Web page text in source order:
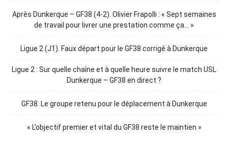
Après Dunkerque – GF38 (4-2). Olivier Frapolli : « Sept semaines
de travail pour livrer une prestation comme ça… »
Ligue 2 (J1). Faux départ pour le GF38 corrigé à Dunkerque
Ligue 2 : Sur quelle chaîne et à quelle heure suivre le match USL
Dunkerque – GF38 en direct ?
GF38. Le groupe retenu pour le déplacement à Dunkerque
« L’objectif premier et vital du GF38 reste le maintien »